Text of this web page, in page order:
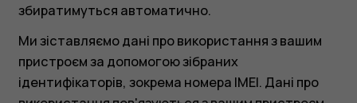
збиратимуться автоматично.
Ми зіставляємо дані про використання з вашим
пристроєм за допомогою зібраних
ідентифікаторів, зокрема номера IMEI. Дані про